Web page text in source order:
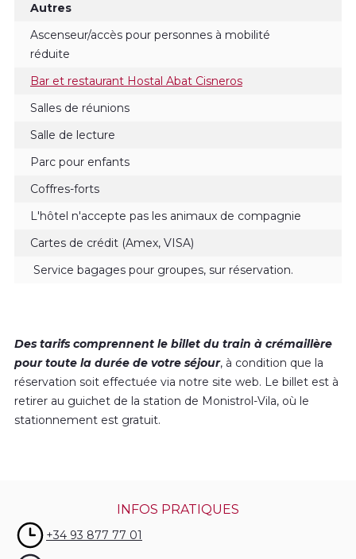
Autres
Ascenseur/accès pour personnes à mobilité
réduite
Bar et restaurant Hostal Abat Cisneros
Salles de réunions
Salle de lecture
Parc pour enfants
Coffres-forts
L'hôtel n'accepte pas les animaux de compagnie
Cartes de crédit (Amex, VISA)
Service bagages pour groupes, sur réservation.
Des tarifs comprennent le billet du train à crémaillère
pour toute la durée de votre séjour, à condition que la
réservation soit effectuée via notre site web. Le billet est à
retirer au guichet de la station de Monistrol-Vila, où le
stationnement est gratuit.
INFOS PRATIQUES
+34 93 877 77 01